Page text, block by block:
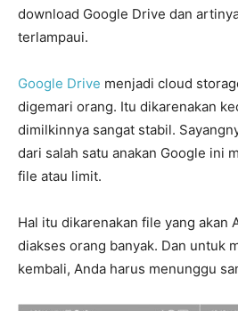
download Google Drive dan
terlampaui.
Google Drive menjadi cloud
digemari orang. Itu dikarenakan
dimilkinnya sangat stabil.
dari salah satu anakan Google ini
file atau limit.
Hal itu dikarenakan file yang akan
diakses orang banyak. Dan untuk
kembali, Anda harus menunggu